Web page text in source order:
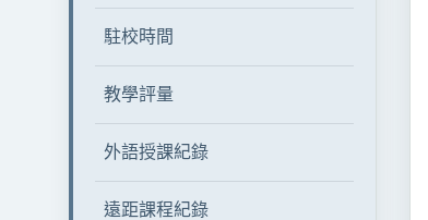
駐校時間
教學評量
外語授課紀錄
遠距課程紀錄